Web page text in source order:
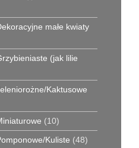
małe kwiaty
(jak lilie
Kaktusowe
(10)
Kuliste (48)